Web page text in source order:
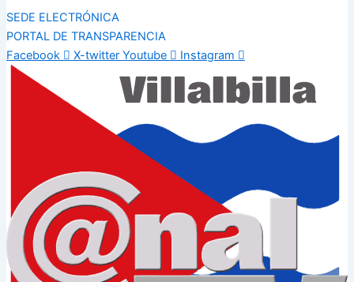
SEDE ELECTRÓNICA
PORTAL DE TRANSPARENCIA
Facebook
X-twitter Youtube Instagram